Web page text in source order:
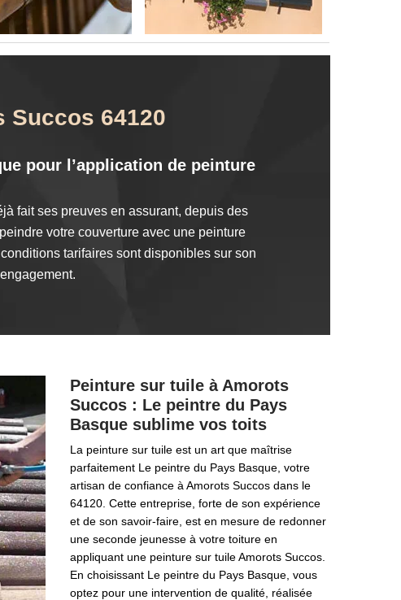
Succos 64120
pour l’application de peinture
fait ses preuves en assurant, depuis des
votre couverture avec une peinture
tarifaires sont disponibles sur son
Peinture sur tuile à Amorots
Succos : Le peintre du Pays
Basque sublime vos toits
La peinture sur tuile est un art que maîtrise
parfaitement Le peintre du Pays Basque, votre
artisan de confiance à Amorots Succos dans le
64120. Cette entreprise, forte de son expérience
et de son savoir-faire, est en mesure de redonner
une seconde jeunesse à votre toiture en
appliquant une peinture sur tuile Amorots Succos.
En choisissant Le peintre du Pays Basque, vous
optez pour une intervention de qualité, réalisée